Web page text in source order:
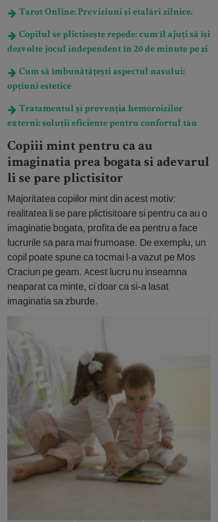
Tarot Online: Previziuni și etalări zilnice.
Copilul se plictisește repede: cum îl ajuți să își
dezvolte jocul independent în 20 de minute pe zi
Cum să îmbunătățești aspectul nasului:
opțiuni estetice
Tratamentul și prevenția hemoroizilor
externi: soluții eficiente pentru confortul tău
Copiii mint pentru ca au
imaginatia prea bogata si adevarul
li se pare plictisitor
Majoritatea copiilor mint din acest motiv:
realitatea li se pare plictisitoare si pentru ca au o
imaginatie bogata, profita de ea pentru a face
lucrurile sa para mai frumoase. De exemplu, un
copil poate spune ca tocmai l-a vazut pe Mos
Craciun pe geam. Acest lucru nu inseamna
neaparat ca minte, ci doar ca si-a lasat
imaginatia sa zburde.